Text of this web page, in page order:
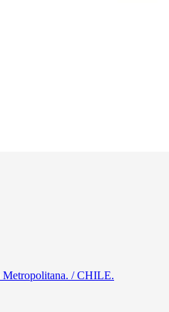
Metropolitana. / CHILE.